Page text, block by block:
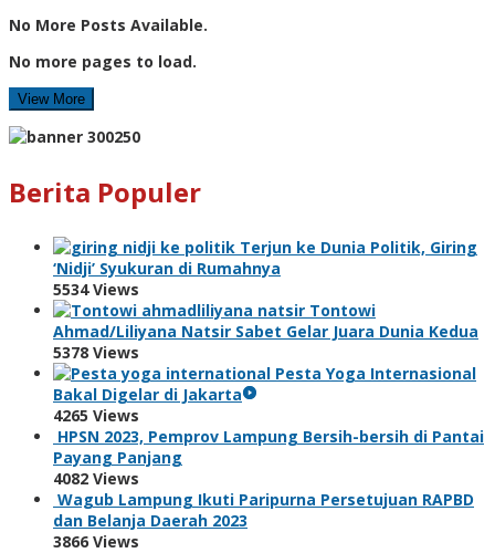
No More Posts Available.
No more pages to load.
View More
Berita Populer
Terjun ke Dunia Politik, Giring
‘Nidji’ Syukuran di Rumahnya
5534 Views
Tontowi
Ahmad/Liliyana Natsir Sabet Gelar Juara Dunia Kedua
5378 Views
Pesta Yoga Internasional
Bakal Digelar di Jakarta
4265 Views
HPSN 2023, Pemprov Lampung Bersih-bersih di Pantai
Payang Panjang
4082 Views
Wagub Lampung Ikuti Paripurna Persetujuan RAPBD
dan Belanja Daerah 2023
3866 Views